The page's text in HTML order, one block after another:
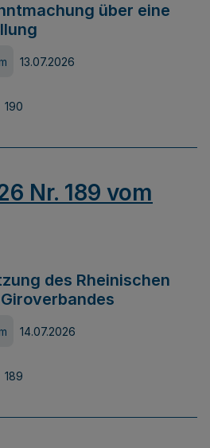
über eine
13.07.2026
190
Nr. 189 vom
des Rheinischen
14.07.2026
189